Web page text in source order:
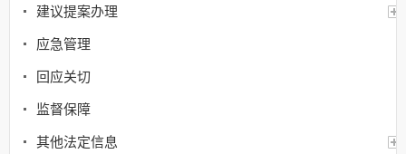
建议提案办理
应急管理
回应关切
监督保障
其他法定信息